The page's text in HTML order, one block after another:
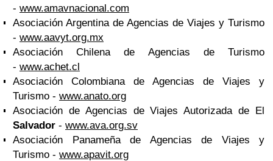
- www.amavnacional.com
Asociación Argentina de Agencias de Viajes y Turismo
- www.aavyt.org.mx
Asociación Chilena de Agencias de Turismo
- www.achet.cl
Asociación Colombiana de Agencias de Viajes y
Turismo - www.anato.org
Asociación de Agencias de Viajes Autorizada de El
Salvador - www.ava.org.sv
Asociación Panameña de Agencias de Viajes y
Turismo - www.apavit.org